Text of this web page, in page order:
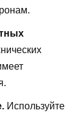
Используйте